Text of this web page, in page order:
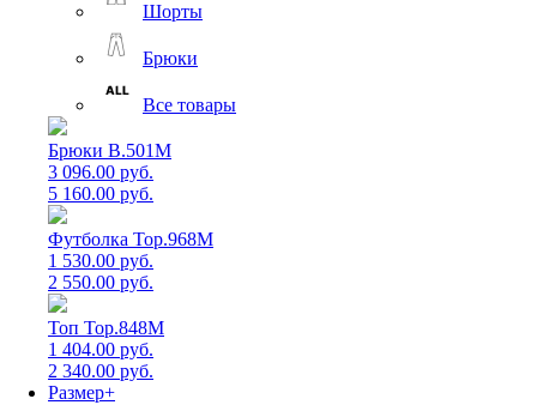
Шорты
Брюки
Все товары
Брюки B.501M
3 096.00 руб.
5 160.00 руб.
Футболка Top.968M
1 530.00 руб.
2 550.00 руб.
Топ Top.848M
1 404.00 руб.
2 340.00 руб.
Размер+